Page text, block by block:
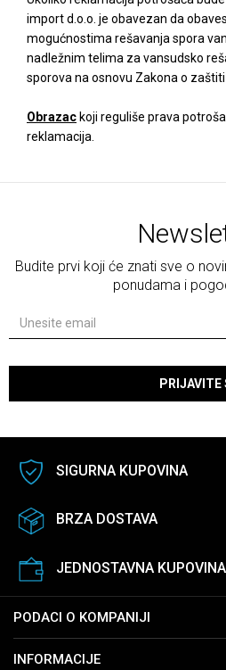
import d.o.o. je obavezan da
mogućnostima rešavanja spora
nadležnim telima za vansudsko
sporova na osnovu Zakona o zaštiti
Obrazac koji reguliše prava
reklamacija.
Budite prvi koji će znati sve o
ponudama i
PRIJAVITE
SIGURNA KUPOVINA
BRZA DOSTAVA
JEDNOSTAVNA KUPOVINA
PODACI O KOMPANIJI
INFORMACIJE